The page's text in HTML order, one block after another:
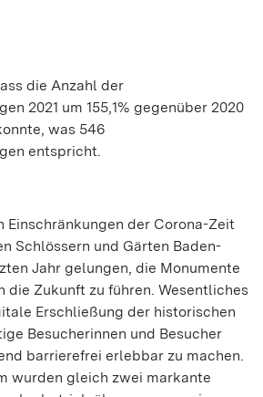
die Anzahl der
2021 um 155,1% gegenüber 2020
was 546
entspricht.
Einschränkungen der Corona-Zeit
Schlössern und Gärten Baden-
Jahr gelungen, die Monumente
die Zukunft zu führen. Wesentliches
Erschließung der historischen
Besucherinnen und Besucher
barrierefrei erlebbar zu machen.
wurden gleich zwei markante